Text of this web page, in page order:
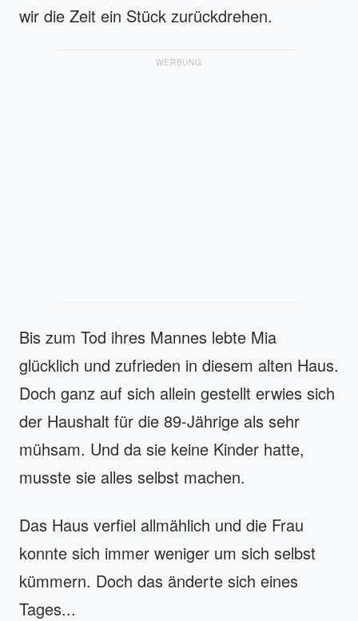
wir die Zeit ein Stück zurückdrehen.
WERBUNG
Bis zum Tod ihres Mannes lebte Mia
glücklich und zufrieden in diesem alten Haus.
Doch ganz auf sich allein gestellt erwies sich
der Haushalt für die 89-Jährige als sehr
mühsam. Und da sie keine Kinder hatte,
musste sie alles selbst machen.
Das Haus verfiel allmählich und die Frau
konnte sich immer weniger um sich selbst
kümmern. Doch das änderte sich eines
Tages...